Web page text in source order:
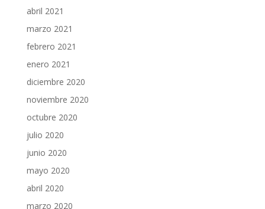
abril 2021
marzo 2021
febrero 2021
enero 2021
diciembre 2020
noviembre 2020
octubre 2020
julio 2020
junio 2020
mayo 2020
abril 2020
marzo 2020